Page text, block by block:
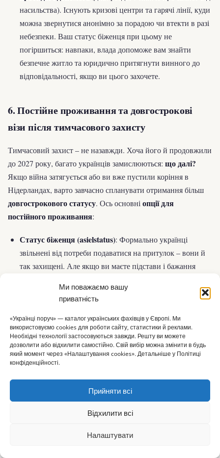
Ми поважаємо вашу
приватність
«Українці поруч» — каталог українських фахівців у Європі. Ми
використовуємо cookies для роботи сайту, статистики й реклами.
Необхідні технології застосовуються завжди. Решту ви можете
дозволити або відхилити самостійно. Свій вибір можна змінити в будь
який момент через «Налаштування cookies». Детальніше у Політиці
конфіденційності.
Прийняти всі
Відхилити всі
Налаштувати
+
насильства). Існують кризові центри та гарячі лінії, куди
можна звернутися анонімно за порадою чи втекти в разі
небезпеки. Ваш статус біженця при цьому не
погіршиться: навпаки, влада допоможе вам знайти
безпечне житло та юридично притягнути винного до
відповідальності, якщо ви цього захочете.
6. Постійне проживання та довгострокові
візи після тимчасового захисту
Тимчасовий захист – не назавжди. Хоча його й продовжили
до 2027 року, багато українців замислюються: що далі?
Якщо війна затягується або ви вже пустили коріння в
Нідерландах, варто завчасно спланувати отримання більш
довгострокового статусу. Ось основні опції для
постійного проживання:
Статус біженця (asielstatus): Формально українці
звільнені від потреби подаватися на притулок – вони й
так захищені. Але якщо ви маєте підстави і бажання
історія переслідувань, або ви з окупованих територій і
не плануєте повертатись), ніхто не забороняє
заяву про надання притулку. Проте врахуйте: поки діє
тимчасовий захист, IND може не розглядати одразу ці
заяви або розгляд буде спрощений (адже вас і так
захищено). Якщо ж тимчасовий захист добігатиме кінця
залишитися. Отримавши статус біженця, ви матимете
постійне проживання(спочатку дозвіл на 5
за умови інтеграції. Але з притулком пов’язані й свої